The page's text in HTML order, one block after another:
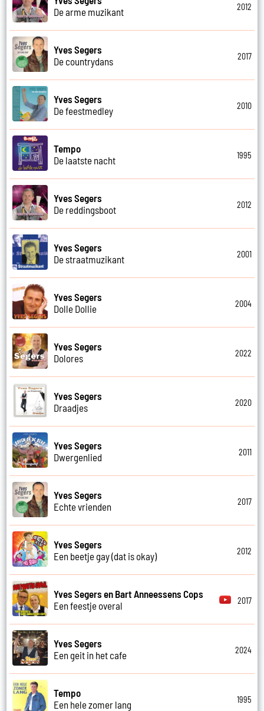
De arme muzikant
2012
Yves Segers
De countrydans
2017
Yves Segers
De feestmedley
2010
Tempo
De laatste nacht
1995
Yves Segers
De reddingsboot
2012
Yves Segers
De straatmuzikant
2001
Yves Segers
Dolle Dollie
2004
Yves Segers
Dolores
2022
Yves Segers
Draadjes
2020
Yves Segers
Dwergenlied
2011
Yves Segers
Echte vrienden
2017
Yves Segers
Een beetje gay (dat is okay)
2012
Yves Segers en Bart Anneessens Cops
Een feestje overal
2017
Yves Segers
Een geit in het cafe
2024
Tempo
Een hele zomer lang
1995